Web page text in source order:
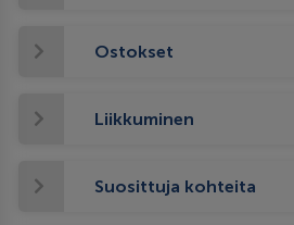
Ostokset
Liikkuminen
Suosittuja kohteita